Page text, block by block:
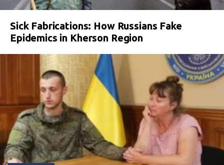
Sick Fabrications: How Russians Fake
Epidemics in Kherson Region